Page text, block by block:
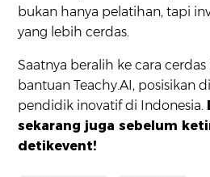
bukan hanya pelatihan, tapi
yang lebih cerdas.
Saatnya beralih ke cara
bantuan Teachy.AI, posisikan
pendidik inovatif di Indonesia.
sekarang juga sebelum
detikevent!